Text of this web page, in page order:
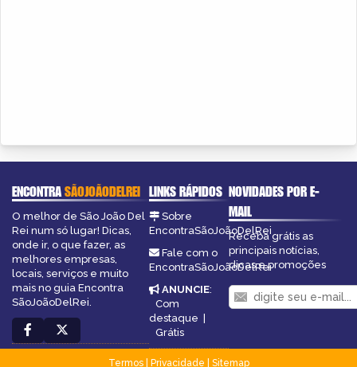
ENCONTRASÃOJOÃODELREI
O melhor de São João Del
Rei num só lugar! Dicas,
onde ir, o que fazer, as
melhores empresas,
locais, serviços e muito
mais no guia Encontra
SãoJoãoDelRei.
LINKS RÁPIDOS
Sobre
EncontraSãoJoãoDelRei
Fale com o
EncontraSãoJoãoDelRei
ANUNCIE:
Com
destaque |
Grátis
NOVIDADES POR E-
MAIL
Receba grátis as
principais notícias,
dicas e promoções
Termos| Privacidade
Sitemap